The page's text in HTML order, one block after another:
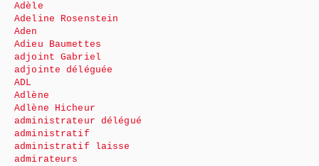
Adèle
Adeline Rosenstein
Aden
Adieu Baumettes
adjoint Gabriel
adjointe déléguée
ADL
Adlène
Adlène Hicheur
administrateur délégué
administratif
administratif laisse
admirateurs